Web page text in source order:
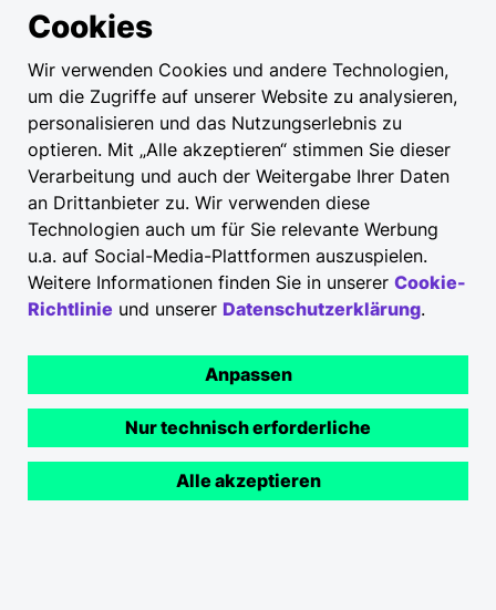
Cookies
Wir verwenden Cookies und andere Technologien,
um die Zugriffe auf unserer Website zu analysieren,
personalisieren und das Nutzungserlebnis zu
optieren. Mit „Alle akzeptieren“ stimmen Sie dieser
Verarbeitung und auch der Weitergabe Ihrer Daten
an Drittanbieter zu. Wir verwenden diese
Technologien auch um für Sie relevante Werbung
u.a. auf Social-Media-Plattformen auszuspielen.
Weitere Informationen finden Sie in unserer Cookie-
Richtlinie und unserer Datenschutzerklärung.
Anpassen
Nur technisch erforderliche
Alle akzeptieren